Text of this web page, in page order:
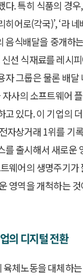
. 특히 식품의 경우
히어로(각국)’, ‘라
음식배달을 중개하
신선 식재료를 레시
자 그룹은 물론 배달
사의 소프트웨어
고 있다. 이 기업의
자상거래 1위를 기
를 출시해서 새로운
웨어의 생명주기가
영역을 개척하는
의 디지털 전환
체노동을 대체하